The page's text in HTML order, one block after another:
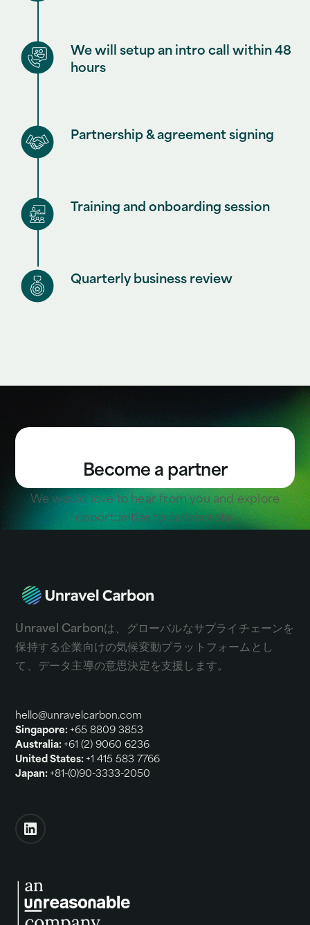
We will setup an intro call within 48
hours
Partnership & agreement signing
Training and onboarding session
Quarterly business review
Become a partner
We would love to hear from you and explore
opportunities to collaborate.
Unsubscribe anytime.
Unravel Carbonは、グローバルなサプライチェーンを
保持する企業向けの気候変動プラットフォームとし
て、データ主導の意思決定を支援します。
hello@unravelcarbon.com
Singapore:+65 8809 3853
Australia:+61 (2) 9060 6236
United States:+1 415 583 7766
Japan:+81-(0)90-3333-2050